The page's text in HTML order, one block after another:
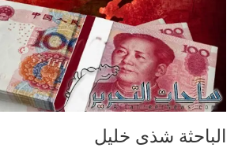
الباحثة شذى خليل